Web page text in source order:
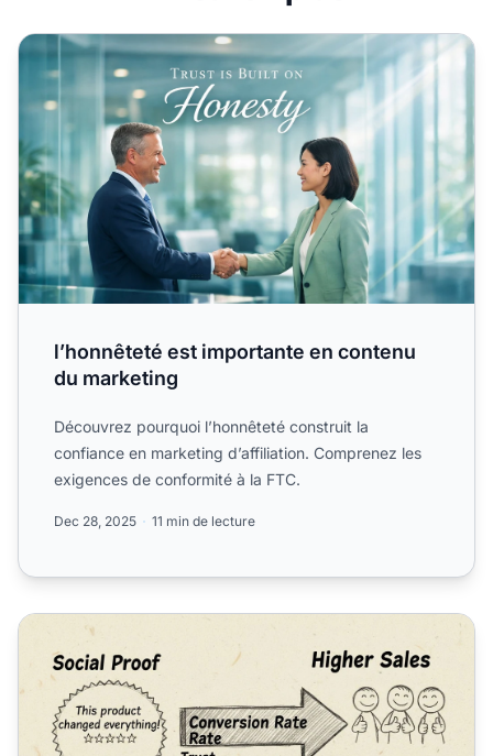
l’honnêteté est importante en contenu du marketing
l’honnêteté est importante en contenu
du marketing
Découvrez pourquoi l’honnêteté construit la
confiance en marketing d’affiliation. Comprenez les
exigences de conformité à la FTC.
Dec 28, 2025 11 min de lecture
Pourquoi les avis sont-ils essentiels dans le marketing